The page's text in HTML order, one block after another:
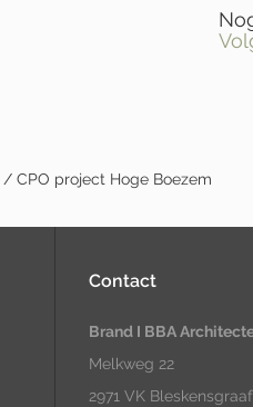
/ CPO project Hoge Boezem
Contact
Brand I BBA
Melkweg 22
2971 VK Bleskensgraaf